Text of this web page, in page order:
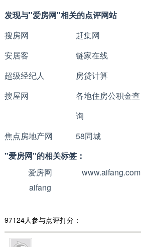
发现与"爱房网"相关的点评网站
搜房网
赶集网
安居客
链家在线
超级经纪人
房贷计算
搜屋网
各地住房公积金查
询
焦点房地产网
58同城
"爱房网"的相关标签：
爱房网
www.aifang.com
aifang
97124人参与点评打分：